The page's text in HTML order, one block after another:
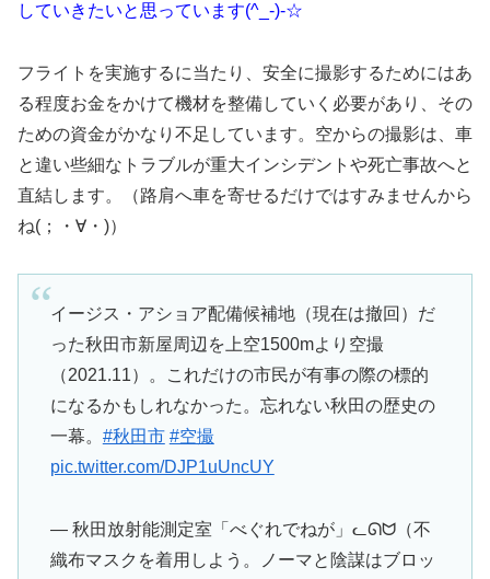
していきたいと思っています(^_-)-☆
フライトを実施するに当たり、安全に撮影するためにはあ
る程度お金をかけて機材を整備していく必要があり、その
ための資金がかなり不足しています。空からの撮影は、車
と違い些細なトラブルが重大インシデントや死亡事故へと
直結します。（路肩へ車を寄せるだけではすみませんから
ね(；・∀・)）
イージス・アショア配備候補地（現在は撤回）だ
った秋田市新屋周辺を上空1500mより空撮
（2021.11）。これだけの市民が有事の際の標的
になるかもしれなかった。忘れない秋田の歴史の
一幕。 #秋田市 #空撮
pic.twitter.com/DJP1uUncUY
— 秋田放射能測定室「べぐれでねが」ᓚᘏᗢ（不
織布マスクを着用しよう。ノーマと陰謀はブロッ